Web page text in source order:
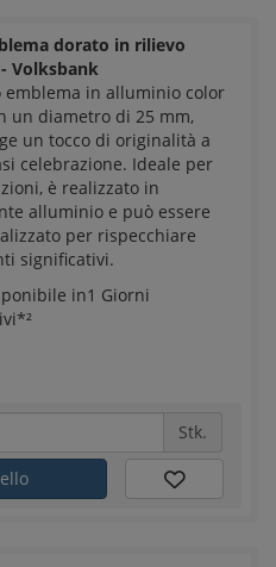
dorato in rilievo
Volksbank
emblema in alluminio color
un diametro di 25 mm,
un tocco di originalità a
celebrazione. Ideale per
è realizzato in
alluminio e può essere
per rispecchiare
significativi.
in1 Giorni
Stk.